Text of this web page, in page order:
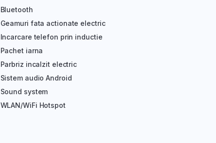
Bluetooth
Geamuri fata actionate electric
Incarcare telefon prin inductie
Pachet iarna
Parbriz incalzit electric
Sistem audio Android
Sound system
WLAN/WiFi Hotspot